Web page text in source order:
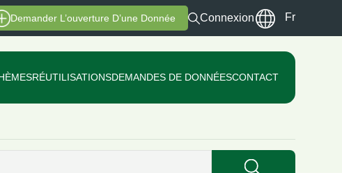
Demander L’ouverture D’une Donnée Connexion Fr
RÉUTILISATIONSDEMANDES DE DONNÉESCONTACT